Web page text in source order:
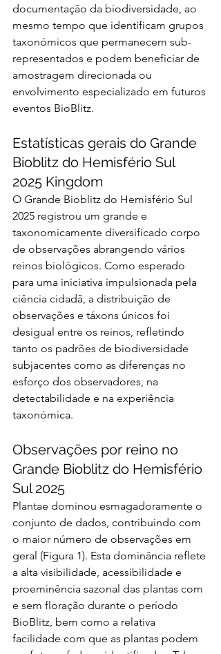
documentação da biodiversidade, ao
mesmo tempo que identificam grupos
taxonómicos que permanecem sub-
representados e podem beneficiar de
amostragem direcionada ou
envolvimento especializado em futuros
eventos BioBlitz.
Estatísticas gerais do Grande
Bioblitz do Hemisfério Sul
2025 Kingdom
O Grande Bioblitz do Hemisfério Sul
2025 registrou um grande e
taxonomicamente diversificado corpo
de observações abrangendo vários
reinos biológicos. Como esperado
para uma iniciativa impulsionada pela
ciência cidadã, a distribuição de
observações e táxons únicos foi
desigual entre os reinos, refletindo
tanto os padrões de biodiversidade
subjacentes como as diferenças no
esforço dos observadores, na
detectabilidade e na experiência
taxonómica.
Observações por reino no
Grande Bioblitz do Hemisfério
Sul 2025
Plantae dominou esmagadoramente o
conjunto de dados, contribuindo com
o maior número de observações em
geral (Figura 1). Esta dominância reflete
a alta visibilidade, acessibilidade e
proeminência sazonal das plantas com
e sem floração durante o período
BioBlitz, bem como a relativa
facilidade com que as plantas podem